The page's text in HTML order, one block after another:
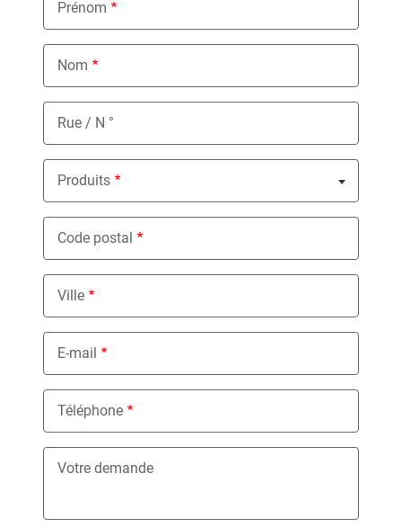
Prénom
Nom
Rue / N °
Produits
Nothing selected
Code postal
Ville
E-mail
Téléphone
Votre demande